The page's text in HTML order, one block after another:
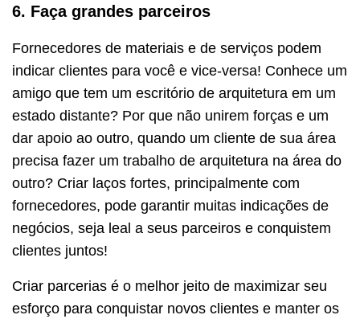
6. Faça grandes parceiros
Fornecedores de materiais e de serviços podem
indicar clientes para você e vice-versa! Conhece um
amigo que tem um escritório de arquitetura em um
estado distante? Por que não unirem forças e um
dar apoio ao outro, quando um cliente de sua área
precisa fazer um trabalho de arquitetura na área do
outro? Criar laços fortes, principalmente com
fornecedores, pode garantir muitas indicações de
negócios, seja leal a seus parceiros e conquistem
clientes juntos!
Criar parcerias é o melhor jeito de maximizar seu
esforço para conquistar novos clientes e manter os